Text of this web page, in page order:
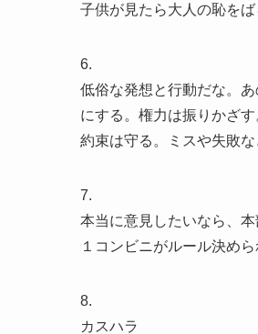
子供が見たら大人の恥を
6.
低俗な発想と行動だな。
にする。権力は振りかざ
約束は守る。ミスや失敗
7.
本当に意見したいなら、
１コンビニがルール決めら
8.
カスハラ